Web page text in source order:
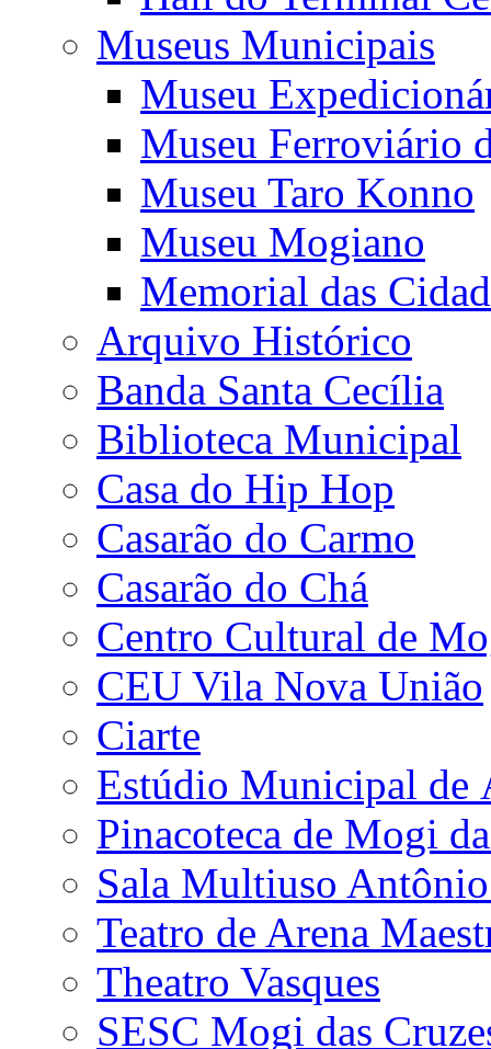
Museus Municipais
Museu
Museu Ferroviário
Museu Taro Konno
Museu Mogiano
Memorial das
Arquivo Histórico
Banda Santa Cecília
Biblioteca Municipal
Casa do Hip Hop
Casarão do Carmo
Casarão do Chá
Centro Cultural de
CEU Vila Nova União
Ciarte
Estúdio Municipal de
Pinacoteca de Mogi
Sala Multiuso
Teatro de Arena
Theatro Vasques
SESC Mogi das